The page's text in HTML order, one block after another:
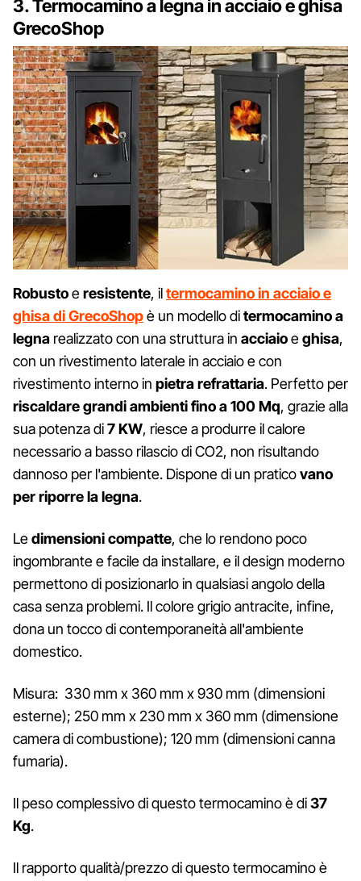
3. Termocamino a legna in acciaio e ghisa
GrecoShop
Robustoeresistente, iltermocamino in acciaio e
ghisa di GrecoShopè un modello ditermocamino a
legna realizzato con una struttura in acciaioeghisa,
con un rivestimento laterale in acciaio e con
rivestimento interno in pietra refrattaria. Perfetto per
riscaldare grandi ambienti fino a 100 Mq, grazie alla
sua potenza di7 KW, riesce a produrre il calore
necessario a basso rilascio di CO2, non risultando
dannoso per l'ambiente. Dispone di un praticovano
per riporre la legna.
Ledimensioni compatte, che lo rendono poco
ingombrante e facile da installare, e il design moderno
permettono di posizionarlo in qualsiasi angolo della
casa senza problemi. Il colore grigio antracite, infine,
dona un tocco di contemporaneità all'ambiente
domestico.
Misura: 330 mm x 360 mm x 930 mm (dimensioni
esterne); 250 mm x 230 mm x 360 mm (dimensione
camera di combustione); 120 mm (dimensioni canna
fumaria).
Il peso complessivo di questo termocamino è di37
Kg.
Il rapporto qualità/prezzo di questo termocamino è